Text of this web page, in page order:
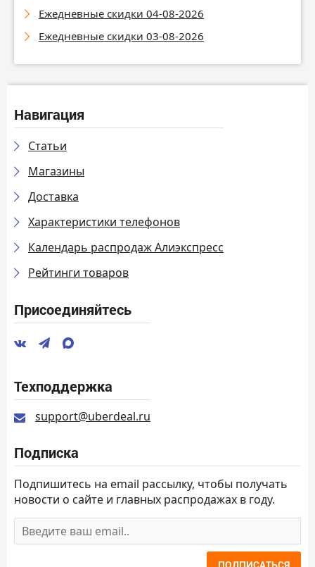
Ежедневные скидки 04-08-2026
Ежедневные скидки 03-08-2026
Навигация
Статьи
Магазины
Доставка
Характеристики телефонов
Календарь распродаж Алиэкспресс
Рейтинги товаров
Присоединяйтесь
Техподдержка
support@uberdeal.ru
Подписка
Подпишитесь на email рассылку, чтобы получать
новости о сайте и главных распродажах в году.